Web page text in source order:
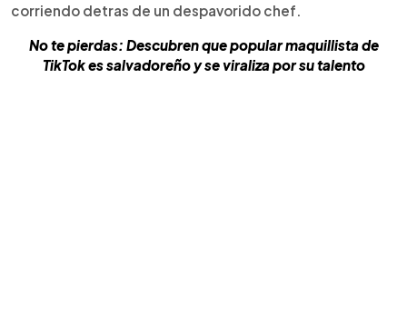
corriendo detras de un despavorido chef.
No te pierdas: Descubren que popular maquillista de
TikTok es salvadoreño y se viraliza por su talento